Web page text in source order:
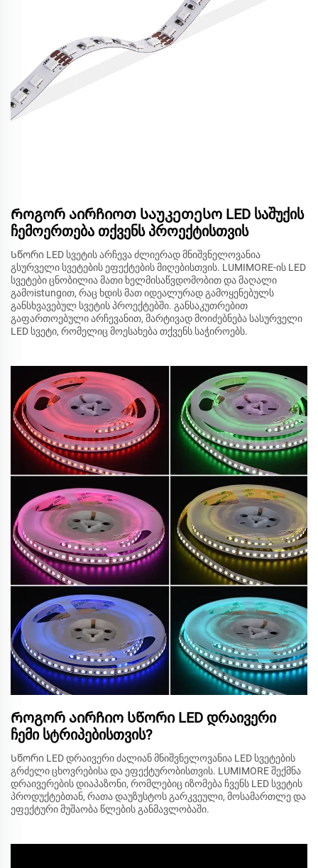
Როგორ აირჩიოთ საუკეთესო LED საშუქის
ჩემოერთება თქვენს პროექტისთვის
Სწორი LED სვეტის არჩევა ძლიერად მნიშვნელოვანია
გსურველი სვეტების ეფექტების მიღებისთვის. LUMIMORE-ის LED
სვეტები ცნობილია მათი ხელმისაწვდომობით და მაღალი
გამოistungით, რაც ხდის მათ იდეალურად გამოყენებულს
განსხვავებულ სვეტის პროექტებში. განსაკუთრებით
გაფართოებული არჩევანით, მარტივად მოიძებნება სასურველი
LED სვეტი, რომელიც მოესახება თქვენს საჭიროებს.
Როგორ აირჩიო სწორი LED დრაივერი
ჩემი სტრიპებისთვის?
Სწორი LED დრაივერი ძალიან მნიშვნელოვანია LED სვეტების
გრძელი ცხოვრებისა და ეფექტურობისთვის. LUMIMORE შექმნა
დრაივერების დიაპაზონი, რომლებიც იზომება ჩვენს LED სვეტის
პროდუქტებთან, რათა დაუზუსტოს გარკვეული, მოსამართლე და
ეფექტური მუშაობა წლების განმავლობაში.